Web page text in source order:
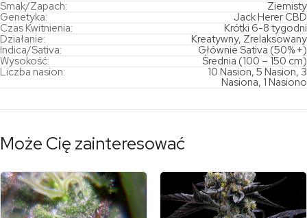
Smak/Zapach:
Ziemisty
Genetyka:
Jack Herer CBD
Czas Kwitnienia:
Krótki 6-8 tygodni
Działanie:
Kreatywny, Zrelaksowany
Indica/Sativa:
Głównie Sativa (50% +)
Wysokość:
Średnia (100 – 150 cm)
Liczba nasion:
10 Nasion, 5 Nasion, 3
Nasiona, 1 Nasiono
Może Cię zainteresować